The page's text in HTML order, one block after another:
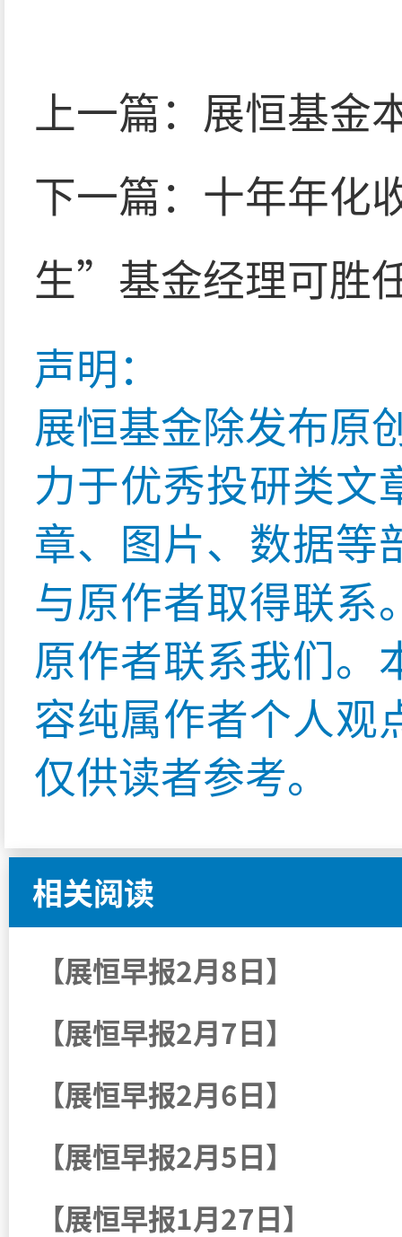
上一篇： 展恒基金
下一篇： 十年年化
生”基金经理可胜
声明：
展恒基金除发布原
力于优秀投研类文
章、图片、数据等
与原作者取得联系
原作者联系我们。
容纯属作者个人观
仅供读者参考。
相关阅读
【展恒早报2月8日】
【展恒早报2月7日】
【展恒早报2月6日】
【展恒早报2月5日】
【展恒早报1月27日】